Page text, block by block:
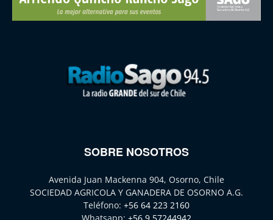
SOBRE NOSOTROS
Avenida Juan Mackenna 904, Osorno, Chile
SOCIEDAD AGRICOLA Y GANADERA DE OSORNO A.G.
Teléfono: +56 64 223 2160